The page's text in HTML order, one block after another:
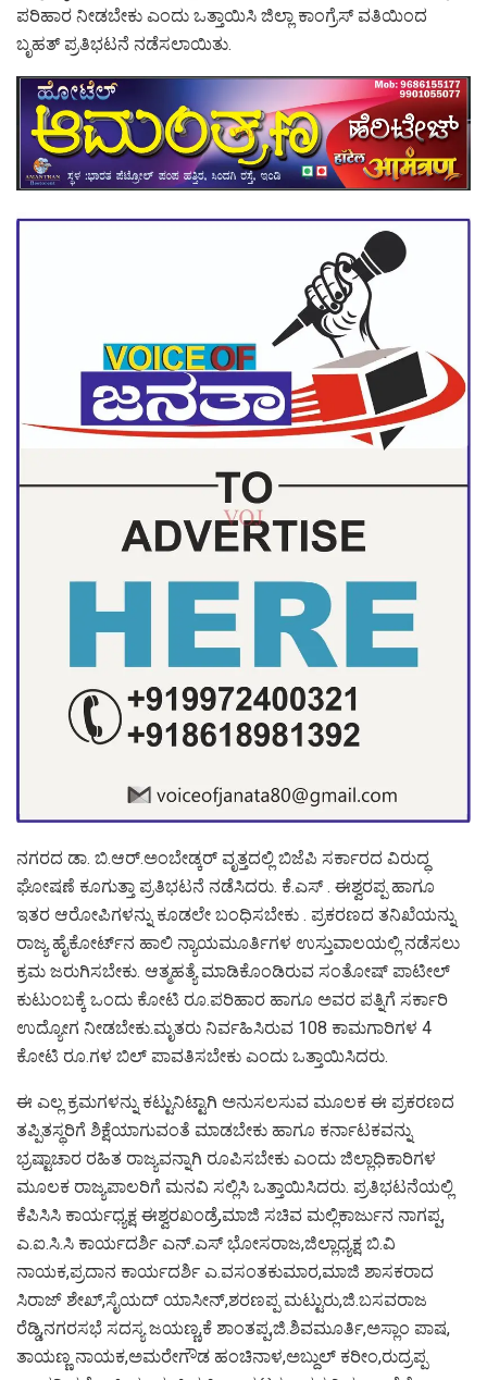
ಪರಿಹಾರ ನೀಡಬೇಕು ಎಂದು ಒತ್ತಾಯಿಸಿ ಜಿಲ್ಲಾ ಕಾಂಗ್ರೆಸ್ ವತಿಯಿಂದ
ಬೃಹತ್ ಪ್ರತಿಭಟನೆ ನಡೆಸಲಾಯಿತು.
ನಗರದ ಡಾ. ಬಿ.ಆರ್.ಅಂಬೇಡ್ಕರ್ ವೃತ್ತದಲ್ಲಿ ಬಿಜೆಪಿ ಸರ್ಕಾರದ ವಿರುದ್ಧ
ಘೋಷಣೆ ಕೂಗುತ್ತಾ ಪ್ರತಿಭಟನೆ ನಡೆಸಿದರು. ಕೆ.ಎಸ್ . ಈಶ್ವರಪ್ಪ ಹಾಗೂ
ಇತರ ಆರೋಪಿಗಳನ್ನು ಕೂಡಲೇ ಬಂಧಿಸಬೇಕು . ಪ್ರಕರಣದ ತನಿಖೆಯನ್ನು
ರಾಜ್ಯ ಹೈಕೋರ್ಟ್‌ನ ಹಾಲಿ ನ್ಯಾಯಮೂರ್ತಿಗಳ ಉಸ್ತುವಾಲಯಲ್ಲಿ ನಡೆಸಲು
ಕ್ರಮ ಜರುಗಿಸಬೇಕು. ಆತ್ಮಹತ್ಯೆ ಮಾಡಿಕೊಂಡಿರುವ ಸಂತೋಷ್ ಪಾಟೀಲ್
ಕುಟುಂಬಕ್ಕೆ ಒಂದು ಕೋಟಿ ರೂ.ಪರಿಹಾರ ಹಾಗೂ ಅವರ ಪತ್ನಿಗೆ ಸರ್ಕಾರಿ
ಉದ್ಯೋಗ ನೀಡಬೇಕು.ಮೃತರು ನಿರ್ವಹಿಸಿರುವ 108 ಕಾಮಗಾರಿಗಳ 4
ಕೋಟಿ ರೂ.ಗಳ ಬಿಲ್ ಪಾವತಿಸಬೇಕು ಎಂದು ಒತ್ತಾಯಿಸಿದರು.
ಈ ಎಲ್ಲ ಕ್ರಮಗಳನ್ನು ಕಟ್ಟುನಿಟ್ಟಾಗಿ ಅನುಸಲಸುವ ಮೂಲಕ ಈ ಪ್ರಕರಣದ
ತಪ್ಪಿತಸ್ಥರಿಗೆ ಶಿಕ್ಷೆಯಾಗುವಂತೆ ಮಾಡಬೇಕು ಹಾಗೂ ಕರ್ನಾಟಕವನ್ನು
ಭ್ರಷ್ಟಾಚಾರ ರಹಿತ ರಾಜ್ಯವನ್ನಾಗಿ ರೂಪಿಸಬೇಕು ಎಂದು ಜಿಲ್ಲಾಧಿಕಾರಿಗಳ
ಮೂಲಕ ರಾಜ್ಯಪಾಲರಿಗೆ ಮನವಿ ಸಲ್ಲಿಸಿ ಒತ್ತಾಯಿಸಿದರು. ಪ್ರತಿಭಟನೆಯಲ್ಲಿ
ಕೆಪಿಸಿಸಿ ಕಾರ್ಯಧ್ಯಕ್ಷ ಈಶ್ವರಖಂಡ್ರೆ,ಮಾಜಿ ಸಚಿವ ಮಲ್ಲಿಕಾರ್ಜುನ ನಾಗಪ್ಪ,
ಎ.ಐ.ಸಿ.ಸಿ ಕಾರ್ಯದರ್ಶಿ ಎನ್.ಎಸ್ ಭೋಸರಾಜ,ಜಿಲ್ಲಾಧ್ಯಕ್ಷ ಬಿ.ವಿ
ನಾಯಕ,ಪ್ರದಾನ ಕಾರ್ಯದರ್ಶಿ ಎ.ವಸಂತಕುಮಾರ,ಮಾಜಿ ಶಾಸಕರಾದ
ಸಿರಾಜ್ ಶೇಖ್,ಸೈಯದ್ ಯಾಸೀನ್,ಶರಣಪ್ಪ ಮಟ್ಟುರು,ಜಿ.ಬಸವರಾಜ
ರೆಡ್ಡಿ,ನಗರಸಭೆ ಸದಸ್ಯ ಜಯಣ್ಣ,ಕೆ ಶಾಂತಪ್ಪ,ಜಿ.ಶಿವಮೂರ್ತಿ,ಅಸ್ಲಾಂ ಪಾಷ,
ತಾಯಣ್ಣ ನಾಯಕ,ಅಮರೇಗೌಡ ಹಂಚಿನಾಳ,ಅಬ್ದುಲ್ ಕರೀಂ,ರುದ್ರಪ್ಪ